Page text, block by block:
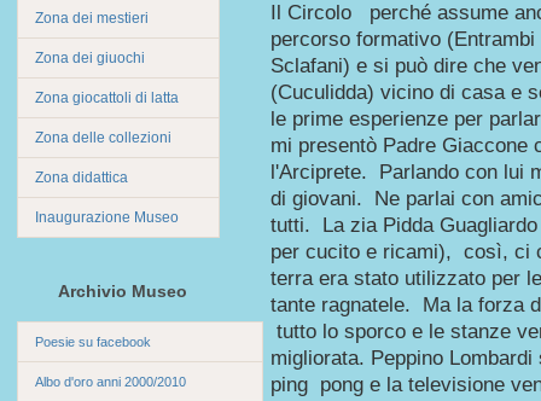
Zona dei mestieri
Zona dei giuochi
Zona giocattoli di latta
Zona delle collezioni
Zona didattica
Inaugurazione Museo
Archivio Museo
Poesie su facebook
Albo d'oro anni 2000/2010
Il Circolo perché assume
percorso formativo
Sclafani) e si può dire che
(Cuculidda) vicino di casa e
le prime esperienze per
mi presentò Padre Giaccone
l'Arciprete. Parlando con lui
di giovani. Ne parlai con
tutti. La zia Pidda
per cucito e ricami), così, ci
terra era stato utilizzato per
tante ragnatele. Ma la forza
tutto lo sporco e le stanze
migliorata. Peppino
ping pong e la televisione